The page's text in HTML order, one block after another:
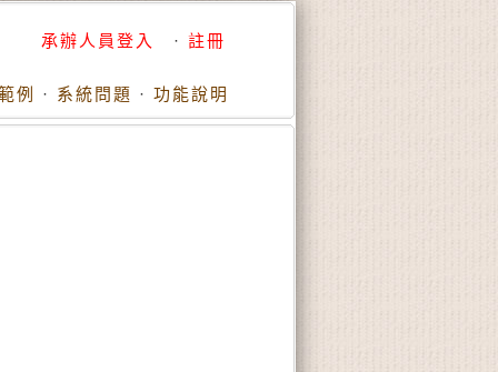
承辦人員登入 · 註冊
例 · 系統問題 · 功能說明